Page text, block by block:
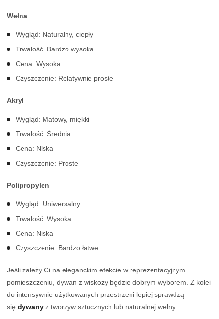
Wełna
Wygląd: Naturalny, ciepły
Trwałość: Bardzo wysoka
Cena: Wysoka
Czyszczenie: Relatywnie proste
Akryl
Wygląd: Matowy, miękki
Trwałość: Średnia
Cena: Niska
Czyszczenie: Proste
Polipropylen
Wygląd: Uniwersalny
Trwałość: Wysoka
Cena: Niska
Czyszczenie: Bardzo łatwe.
Jeśli zależy Ci na eleganckim efekcie w reprezentacyjnym
pomieszczeniu, dywan z wiskozy będzie dobrym wyborem. Z kolei
do intensywnie użytkowanych przestrzeni lepiej sprawdzą
się dywany z tworzyw sztucznych lub naturalnej wełny.